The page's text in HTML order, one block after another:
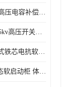
湖北中盛STBB高压电容补偿柜 10kV高压真空接触器自动分组投切电容补偿柜
【湖北中盛】35kv高压开关柜厂家直销 ​KYN61-40.5成套开关柜选型
10KV电动机干式铁芯电抗软启动柜 电抗器软启动控制设备
免维护 高压固态软启动柜 体积小、结构紧凑 节能降耗 湖北中盛